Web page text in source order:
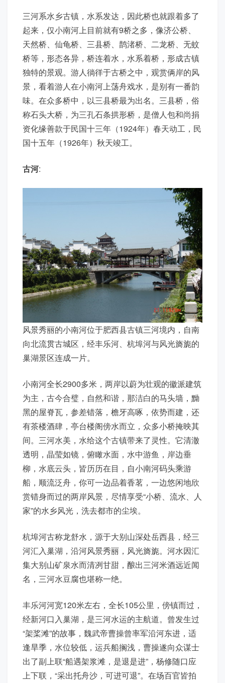
三河系水乡古镇，水系发达，因此桥也就跟着多了
起来，仅小南河上目前就有9桥之多，像济公桥、
天然桥、仙龟桥、三县桥、鹊渚桥、二龙桥、无蚊
桥等，形态各异，桥连着水，水系着桥，形成古镇
独特的景观。游人徜徉于古桥之中，观赏俩岸的风
景，看着游人在小南河上荡舟戏水，是别有一番韵
味。在众多桥中，以三县桥最为出名。三县桥，俗
称石头大桥，为三孔石条拱形桥，是僧人包和尚捐
资化缘善款于民国十三年（1924年）春天动工，民
国十五年（1926年）秋天竣工。
古河:
风景秀丽的小南河位于肥西县古镇三河境内，自南
向北流贯古城区，经丰乐河、杭埠河与风光旖旎的
巢湖景区连成一片。
小南河全长2900多米，两岸以蔚为壮观的徽派建筑
为主，古今合璧，自然和谐，那洁白的马头墙，黝
黑的屋脊瓦，参差错落，檐牙高啄，依势而建，还
有茶楼酒肆，亭台楼阁傍水而立，众多小桥掩映其
间。三河水美，水给这个古镇带来了灵性。它清澈
透明，晶莹如镜，俯瞰水面，水中游鱼，岸边垂
柳，水底云头，皆历历在目，自小南河码头乘游
船，顺流泛舟，你可一边品着香茗，一边悠闲地欣
赏错身而过的两岸风景，尽情享受“小桥、流水、人
家”的水乡风光，洗去都市的尘埃。
杭埠河古称龙舒水，源于大别山深处岳西县，经三
河汇入巢湖，沿河风景秀丽，风光旖旎。河水因汇
集大别山矿泉水而清冽甘甜，酿出三河米酒远近闻
名，三河水豆腐也堪称一绝。
丰乐河河宽120米左右，全长105公里，傍镇而过，
经新河口入巢湖，是三河水运的主航道。曾发生过
“架桨滩”的故事，魏武帝曹操曾率军沿河东进，适
逢旱季，水位较低，运兵船搁浅，曹操遂向众谋士
出了副上联“船遇架浆滩，是退是进”，杨修随口应
上下联，“采出托舟沙，可进可退”。在场百官皆拍